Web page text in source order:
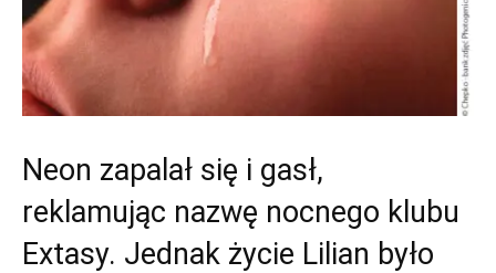
Neon zapalał się i gasł,
reklamując nazwę nocnego klubu
Extasy. Jednak życie Lilian było